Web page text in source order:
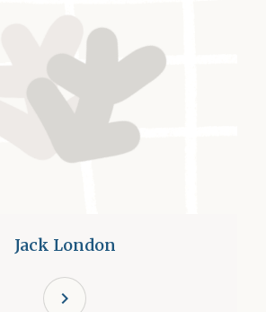
Jack London
chevron_right